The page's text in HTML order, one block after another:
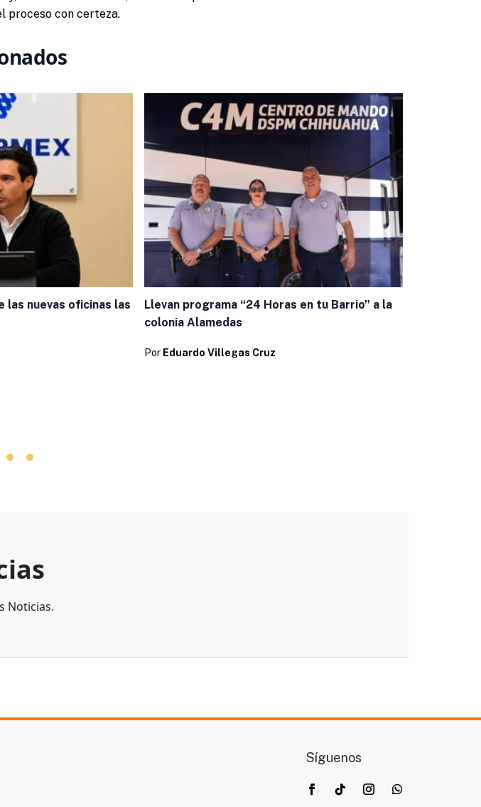
proceso con certeza.
las nuevas oficinas las
Llevan programa “24 Horas en tu Barrio” a la
colonia Alamedas
Por Eduardo Villegas Cruz
Noticias.
Síguenos